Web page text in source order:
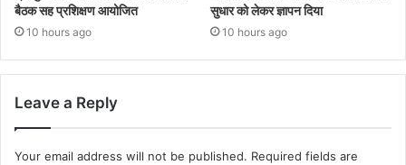
बैठक सह प्रशिक्षण आयोजित
10 hours ago
सुधार को लेकर ज्ञापन दिया
10 hours ago
Leave a Reply
Your email address will not be published. Required fields are